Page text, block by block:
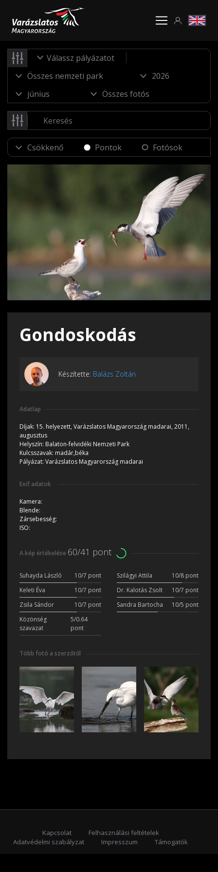
Válassz pályázatot
Pontok Fotósok
Gondoskodás
Készítette: Balázs Zoltán
Adatlap
Díjak: 15. helyezett, Varázslatos Magyarország madarai, 2011,
augusztus
Helyszín: Balaton-felvidéki Nemzeti Park
Kulcsszavak: madár,béka
Pályázat: Varázslatos Magyarország madarai
Exif adatok
Kamera:
Blende:
Zársebesség:
ISO:
A kép értékelése 60/41 pont
Suhayda László 10/7 pont Szilágyi Attila
10/8 pont
Keleti Éva
10/7 pont Dr. Kalotás Zsolt
10/7 pont
Zsila Sándor
10/7 pont Sandra Bartocha
10/5 pont
Közönség
szavazat
5/0.64
pont
Több fotó a szerzőtől
Kapcsolat
Felhasználási feltételek
Adatvédelmi szabályzat
Impresszum
Támogatók